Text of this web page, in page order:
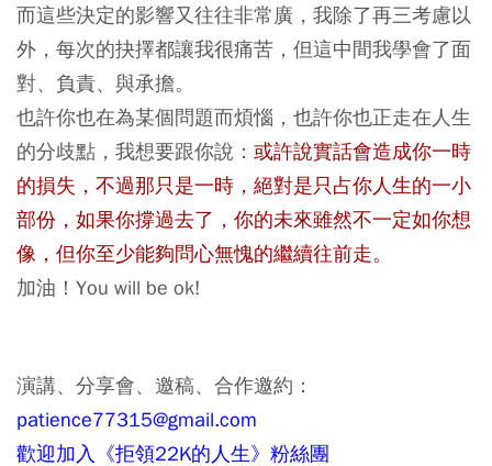
而這些決定的影響又往往非常廣，我除了再三考慮以
外，每次的抉擇都讓我很痛苦，但這中間我學會了面
對、負責、與承擔。
也許你也在為某個問題而煩惱，也許你也正走在人生
的分歧點，我想要跟你說： 或許說實話會造成你一時
的損失，不過那只是一時，絕對是只占你人生的一小
部份，如果你撐過去了，你的未來雖然不一定如你想
像，但你至少能夠問心無愧的繼續往前走。
加油！You will be ok!
演講、分享會、邀稿、合作邀約：
patience77315@gmail.com
歡迎加入《拒領22K的人生》粉絲團